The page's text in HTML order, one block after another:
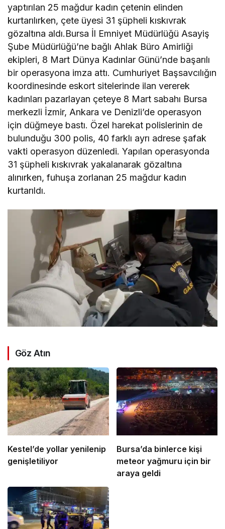
yaptırılan 25 mağdur kadın çetenin elinden
kurtarılırken, çete üyesi 31 şüpheli kıskıvrak
gözaltına aldı.Bursa İl Emniyet Müdürlüğü Asayiş
Şube Müdürlüğü’ne bağlı Ahlak Büro Amirliği
ekipleri, 8 Mart Dünya Kadınlar Günü’nde başarılı
bir operasyona imza attı. Cumhuriyet Başsavcılığın
koordinesinde eskort sitelerinde ilan vererek
kadınları pazarlayan çeteye 8 Mart sabahı Bursa
merkezli İzmir, Ankara ve Denizli’de operasyon
için düğmeye bastı. Özel harekat polislerinin de
bulunduğu 300 polis, 40 farklı ayrı adrese şafak
vakti operasyon düzenledi. Yapılan operasyonda
31 şüpheli kıskıvrak yakalanarak gözaltına
alınırken, fuhuşa zorlanan 25 mağdur kadın
kurtarıldı.
Göz Atın
Kestel’de yollar yenilenip
genişletiliyor
Bursa’da binlerce kişi
meteor yağmuru için bir
araya geldi